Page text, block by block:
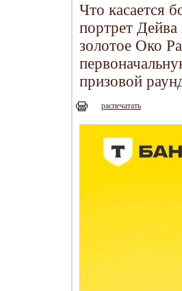
Что касается
портрет
золотое Око
призовой
распечатать